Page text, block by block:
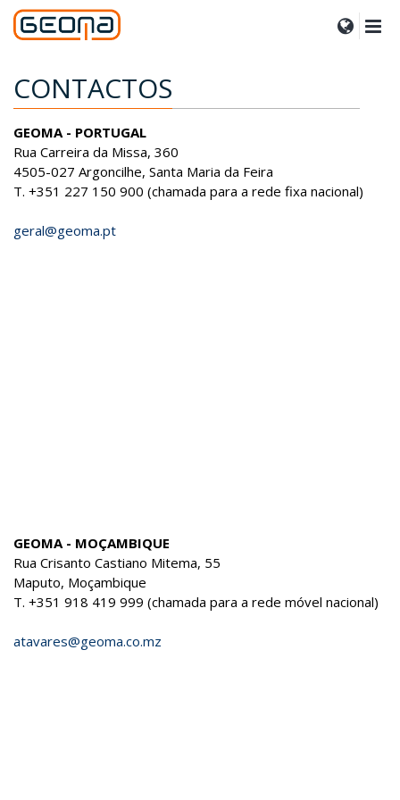
CONTACTOS
GEOMA - PORTUGAL
Rua Carreira da Missa, 360
4505-027 Argoncilhe, Santa Maria da Feira
T. +351 227 150 900 (chamada para a rede fixa nacional)
geral@geoma.pt
replika klokker replika klokker panerai
GEOMA - MOÇAMBIQUE
Rua Crisanto Castiano Mitema, 55
Maputo, Moçambique
T. +351 918 419 999 (chamada para a rede móvel nacional)
atavares@geoma.co.mz